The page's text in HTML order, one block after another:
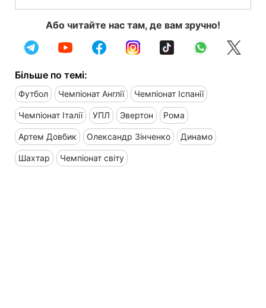
Або читайте нас там, де вам зручно!
Більше по темі:
Футбол Чемпіонат Англії Чемпіонат Іспанії
Чемпіонат Італії УПЛ Эвертон Рома
Артем Довбик Олександр Зінченко Динамо
Шахтар Чемпіонат світу